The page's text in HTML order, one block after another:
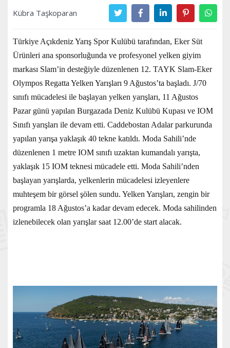
Kübra Taşkoparan
Türkiye Açıkdeniz Yarış Spor Kulübü tarafından, Eker Süt
Ürünleri ana sponsorluğunda ve profesyonel yelken giyim
markası Slam’in desteğiyle düzenlenen 12. TAYK Slam-Eker
Olympos Regatta Yelken Yarışları 9 Ağustos’ta başladı. J/70
sınıfı mücadelesi ile başlayan yelken yarışları, 11 Ağustos
Pazar günü yapılan Burgazada Deniz Kulübü Kupası ve IOM
Sınıfı yarışları ile devam etti. Caddebostan Adalar parkurunda
yapılan yarışa yaklaşık 40 tekne katıldı. Moda Sahili’nde
düzenlenen 1 metre IOM sınıfı uzaktan kumandalı yarışta,
yaklaşık 15 IOM teknesi mücadele etti. Moda Sahili’nden
başlayan yarışlarda, yelkenlerin mücadelesi izleyenlere
muhteşem bir görsel şölen sundu. Yelken Yarışları, zengin bir
programla 18 Ağustos’a kadar devam edecek. Moda sahilinden
izlenebilecek olan yarışlar saat 12.00’de start alacak.